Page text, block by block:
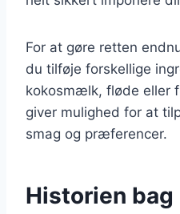
For at gøre retten
du tilføje forskellige
kokosmælk, fløde eller
giver mulighed for at
smag og præferencer.
Historien